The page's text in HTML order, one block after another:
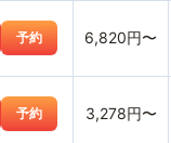
予約 6,820円〜
予約 3,278円〜